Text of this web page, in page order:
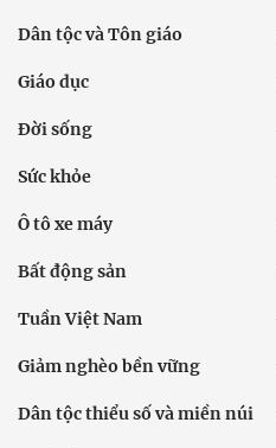
Dân tộc và Tôn giáo
Giáo dục
Đời sống
Sức khỏe
Ô tô xe máy
Bất động sản
Tuần Việt Nam
Giảm nghèo bền vững
Dân tộc thiểu số và miền núi